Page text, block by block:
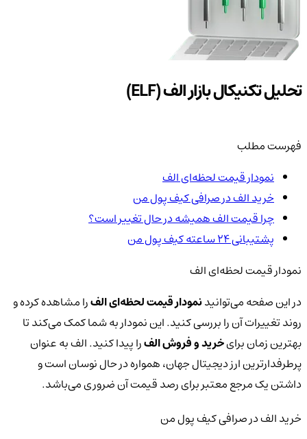
تحلیل تکنیکال بازار الف (ELF)
فهرست مطلب
نمودار قیمت لحظه‌ای الف
خرید الف در صرافی کیف پول من
چرا قیمت الف همیشه در حال تغییر است؟
پشتیبانی ۲۴ ساعته کیف پول من
نمودار قیمت لحظه‌ای الف
در این صفحه می‌توانیدنمودار قیمت لحظه‌ای الفرا مشاهده کرده و
روند تغییرات آن را بررسی کنید. این نمودار به شما کمک می‌کند تا
بهترین زمان برایخرید و فروش الفرا پیدا کنید. الف به عنوان
پرطرفدارترین ارز دیجیتال جهان، همواره در حال نوسان است و
داشتن یک مرجع معتبر برای رصد قیمت آن ضروری می‌باشد.
خرید الف در صرافی کیف پول من